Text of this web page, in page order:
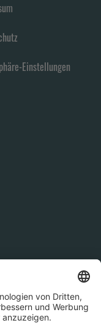
Einstellungen